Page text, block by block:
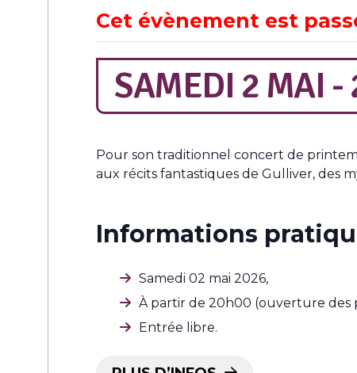
Cet évènement est
SAMEDI 2 MAI -
Pour son traditionnel concert de
aux récits fantastiques de Gulliver, des
Informations
Samedi 02 mai 2026,
À partir de 20h00 (ouverture des
Entrée libre.